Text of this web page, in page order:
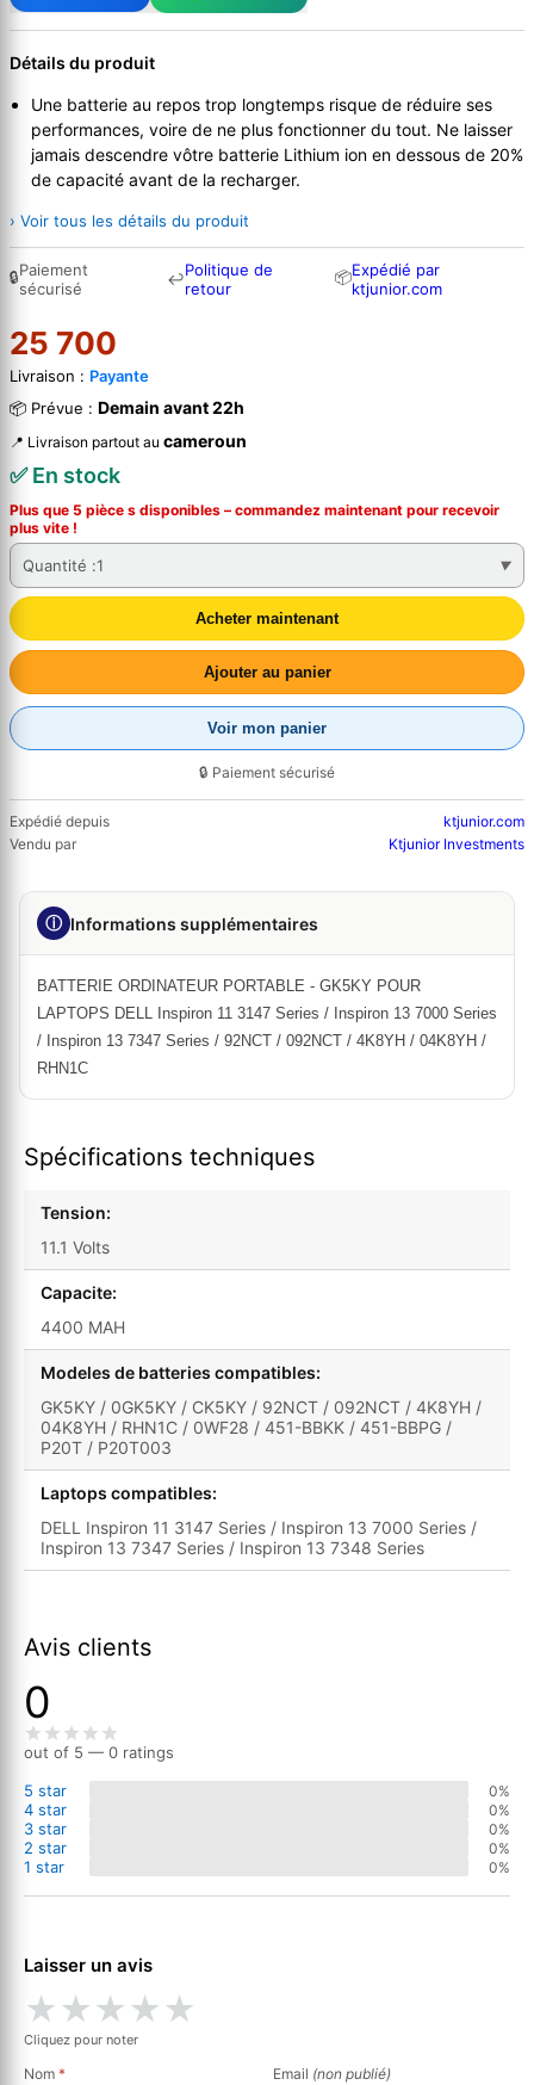
Détails du produit
Une batterie au repos trop longtemps risque de réduire ses
performances, voire de ne plus fonctionner du tout. Ne laisser
jamais descendre vôtre batterie Lithium ion en dessous de 20%
de capacité avant de la recharger.
› Voir tous les détails du produit
🔒Paiement
sécurisé
↩Politique de
retour
📦Expédié par
ktjunior.com
25 700
Livraison : Payante
📦 Prévue : Demain avant 22h
📍 Livraison partout au cameroun
✅ En stock
Plus que 5 pièce s disponibles – commandez maintenant pour recevoir
plus vite !
Quantité :1
Acheter maintenant
Ajouter au panier
Voir mon panier
🔒 Paiement sécurisé
Expédié depuis
ktjunior.com
Vendu par
Ktjunior Investments
ⓘ Informations supplémentaires
BATTERIE ORDINATEUR PORTABLE - GK5KY POUR
LAPTOPS DELL Inspiron 11 3147 Series / Inspiron 13 7000 Series
/ Inspiron 13 7347 Series / 92NCT / 092NCT / 4K8YH / 04K8YH /
RHN1C
Spécifications techniques
Tension:
11.1 Volts
Capacite:
4400 MAH
Modeles de batteries compatibles:
GK5KY / 0GK5KY / CK5KY / 92NCT / 092NCT / 4K8YH /
04K8YH / RHN1C / 0WF28 / 451-BBKK / 451-BBPG /
P20T / P20T003
Laptops compatibles:
DELL Inspiron 11 3147 Series / Inspiron 13 7000 Series /
Inspiron 13 7347 Series / Inspiron 13 7348 Series
Avis clients
0
out of 5 — 0 ratings
5 star
0%
4 star 0%
3 star 0%
2 star 0%
1 star 0%
Laisser un avis
★★★★★
Cliquez pour noter
Nom * Email (non publié)